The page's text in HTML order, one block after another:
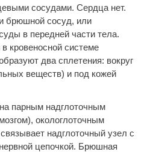
сосудами. Сердца нет.
брюшной сосуд, или
в передней части тела.
кровеносной системе
два сплетения: вокруг
веществ) и под кожей
парным надглоточным
окологлоточным
надглоточный узел с
цепочкой. Брюшная